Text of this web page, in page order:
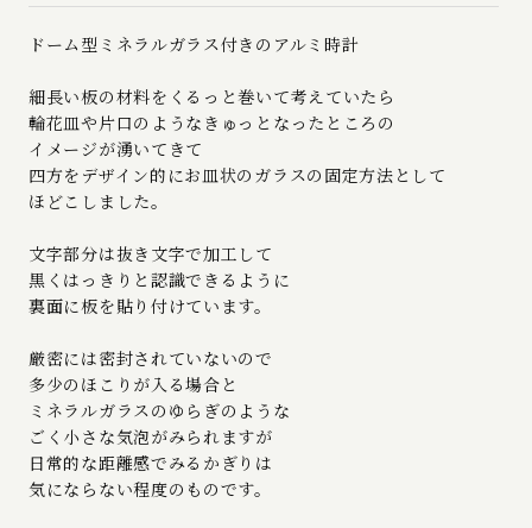
ドーム型ミネラルガラス付きのアルミ時計
細長い板の材料をくるっと巻いて考えていたら
輪花皿や片口のようなきゅっとなったところの
イメージが湧いてきて
四方をデザイン的にお皿状のガラスの固定方法として
ほどこしました。
文字部分は抜き文字で加工して
黒くはっきりと認識できるように
裏面に板を貼り付けています。
厳密には密封されていないので
多少のほこりが入る場合と
ミネラルガラスのゆらぎのような
ごく小さな気泡がみられますが
日常的な距離感でみるかぎりは
気にならない程度のものです。